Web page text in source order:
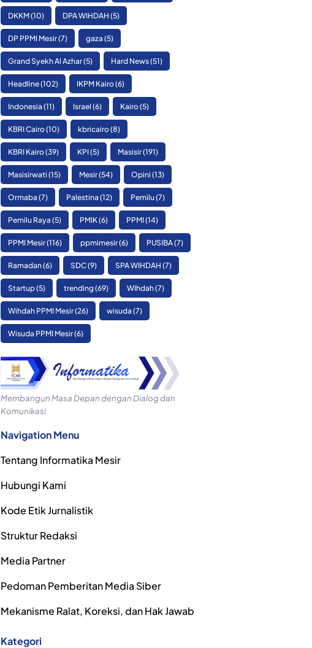
DKKM(10) DPA WIHDAH (5)
DP PPMI Mesir(7) gaza (5)
Grand Syekh Al Azhar(5) Hard News(51)
Headline(102) IKPM Kairo(6)
Indonesia (11) Israel (6) Kairo(5)
KBRI Cairo(10) kbricairo(8)
KBRI Kairo(39) KPI(5) Masisir(191)
Masisirwati (15) Mesir(54) Opini (13)
Ormaba (7) Palestina (12) Pemilu (7)
Pemilu Raya (5) PMIK(6) PPMI(14)
PPMI Mesir(116) ppmimesir(6) PUSIBA(7)
Ramadan(6) SDC(9) SPA WIHDAH (7)
Startup(5) trending (69) WIhdah(7)
Wihdah PPMI Mesir(26) wisuda (7)
Wisuda PPMI Mesir(6)
Membangun Masa Depan dengan Dialog dan
Komunikasi
Navigation Menu
Tentang Informatika Mesir
Hubungi Kami
Kode Etik Jurnalistik
Struktur Redaksi
Media Partner
Pedoman Pemberitan Media Siber
Mekanisme Ralat, Koreksi, dan Hak Jawab
Kategori